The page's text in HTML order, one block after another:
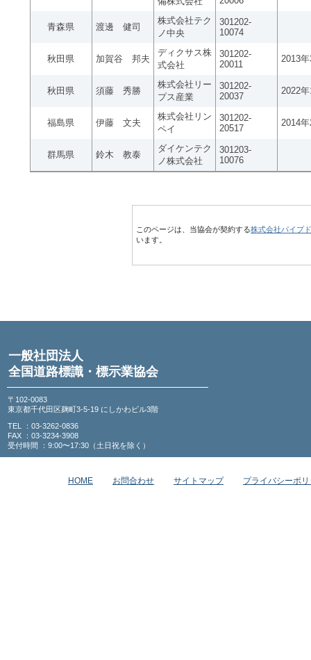
青森県 渡邊 健司
株式会社テク
ノ中央
301202-
10074
秋田県 加賀谷 邦夫
ディクサス株
式会社
301202-
20011
2013
秋田県 須藤 秀勝
株式会社リー
プス産業
301202-
20037
2022
福島県 伊藤 文夫
株式会社リン
ペイ
301202-
20517
2014
群馬県 鈴木 教泰
ダイケンテク
ノ株式会社
301203-
10076
このページは、当協会が契約する株式会社パイプ
います。
一般社団法人
全国道路標識・標示業協会
〒102-0083
東京都千代田区麹町3-5-19 にしかわビル3階
TEL ：03-3262-0836
FAX ：03-3234-3908
受付時間 ：9:00〜17:30（土日祝を除く）
HOME お問合わせ サイトマップ プライバシーポ